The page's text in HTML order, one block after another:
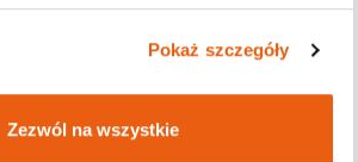
Pokaż szczegóły
Zezwól na wszystkie